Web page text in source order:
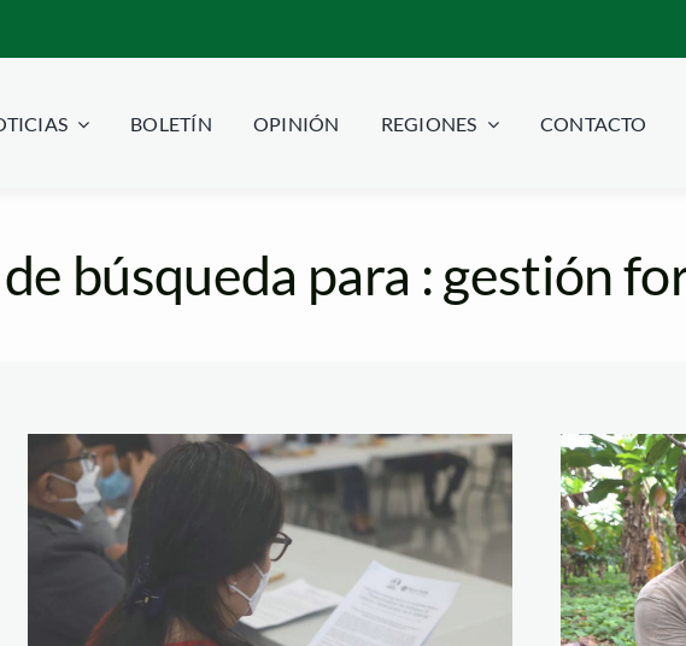
BOLETÍN OPINIÓN REGIONES CONTACTO
búsqueda para : gestión
taller-Serfor
-y están
sostenible.
comunidad están
y cosecha de
otros. La idea